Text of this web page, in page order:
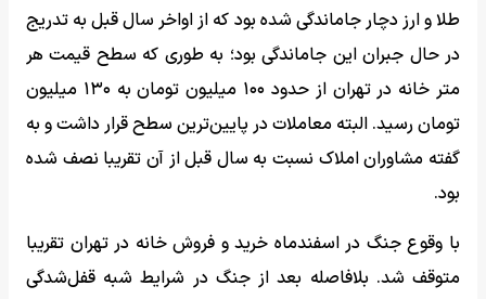
طلا و ارز دچار جاماندگی شده بود که از اواخر سال قبل به تدریج
در حال جبران این جاماندگی بود؛ به طوری که سطح قیمت هر
متر خانه در تهران از حدود ۱۰۰ میلیون تومان به ۱۳۰ میلیون
تومان رسید. البته معاملات در پایین‌ترین سطح قرار داشت و به
گفته مشاوران املاک نسبت به سال قبل از آن تقریبا نصف شده
بود.
با وقوع جنگ در اسفندماه خرید و فروش خانه در تهران تقریبا
متوقف شد. بلافاصله بعد از جنگ در شرایط شبه قفل‌شدگی